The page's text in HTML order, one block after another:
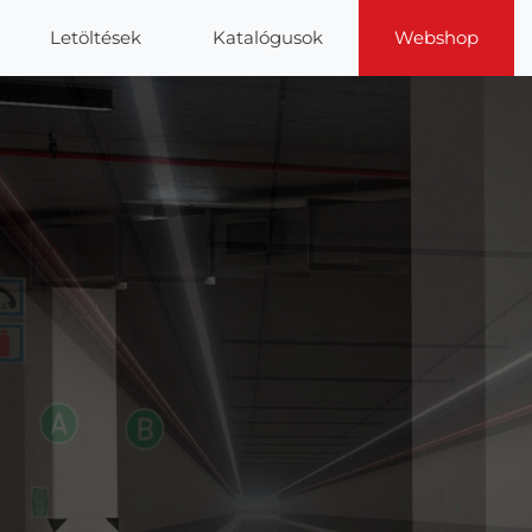
Letöltések Katalógusok Webshop